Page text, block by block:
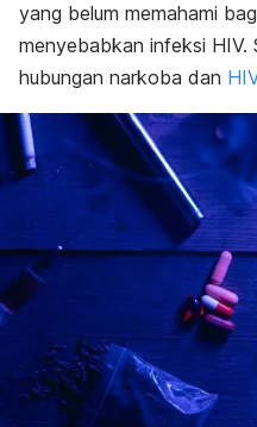
yang belum memahami
menyebabkan infeksi HIV.
hubungan narkoba dan